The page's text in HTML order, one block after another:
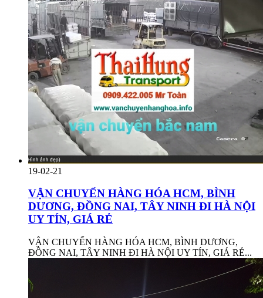
19-02-21
VẬN CHUYỂN HÀNG HÓA HCM, BÌNH
DƯƠNG, ĐỒNG NAI, TÂY NINH ĐI HÀ NỘI
UY TÍN, GIÁ RẺ
VẬN CHUYỂN HÀNG HÓA HCM, BÌNH DƯƠNG,
ĐỒNG NAI, TÂY NINH ĐI HÀ NỘI UY TÍN, GIÁ RẺ...